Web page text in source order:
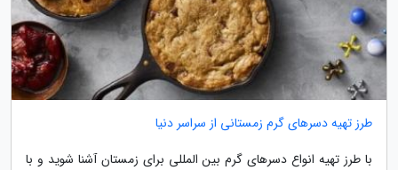
طرز تهیه دسرهای گرم زمستانی از سراسر دنیا
با طرز تهیه انواع دسرهای گرم بین المللی برای زمستان آشنا شوید و با